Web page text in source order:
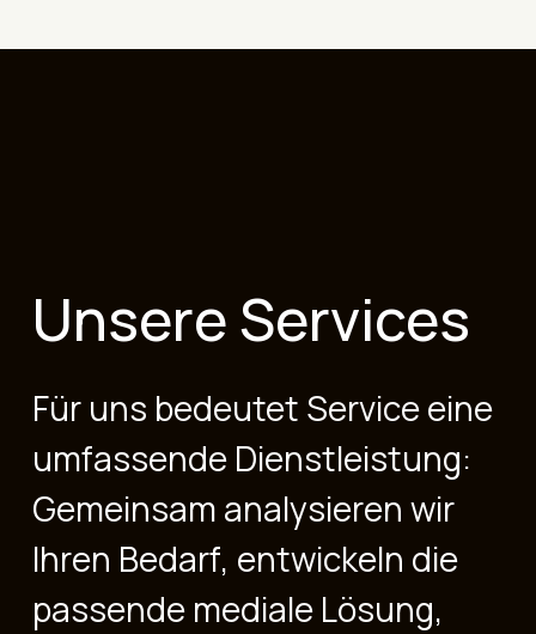
Unsere Services
Für uns bedeutet Service eine
umfassende Dienstleistung:
Gemeinsam analysieren wir
Ihren Bedarf, entwickeln die
passende mediale Lösung,